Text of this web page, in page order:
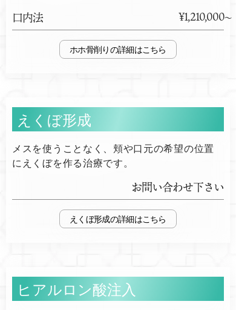
口内法 ¥1,210,000
ホホ骨削り
えくぼ形成
メスを使うことなく、頬や口元の希望の位置
にえくぼを作る治療です。
お問い合わせ下さい
えくぼ形成
ヒアルロン酸注入